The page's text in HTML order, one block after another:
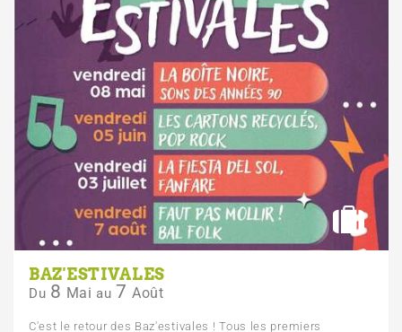
BAZ'ESTIVALES
Du 8 Mai au 7 Août
C'est le retour des Baz'estivales ! Tous les premiers